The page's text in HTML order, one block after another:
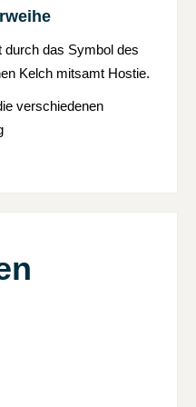
das Symbol des
Kelch mitsamt Hostie.
verschiedenen